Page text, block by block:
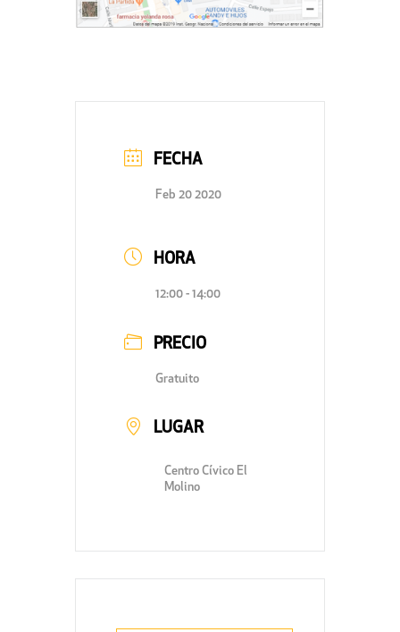
FECHA
Feb 20 2020
HORA
12:00 - 14:00
PRECIO
Gratuito
LUGAR
Centro Cívico El
Molino